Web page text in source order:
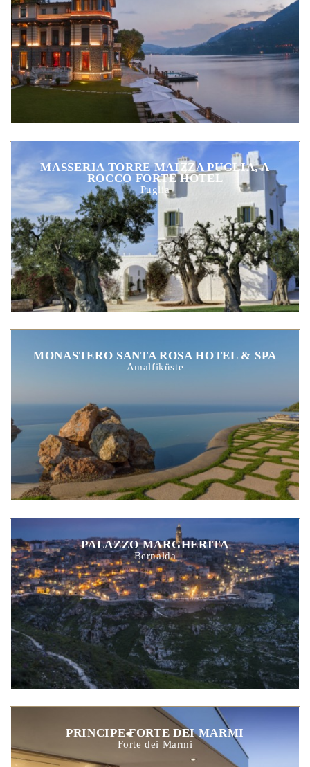
MASSERIA TORRE MAIZZA PUGLIA, A
ROCCO FORTE HOTEL
Puglia
MONASTERO SANTA ROSA HOTEL & SPA
Amalfiküste
PALAZZO MARGHERITA
Bernalda
PRINCIPE FORTE DEI MARMI
Forte dei Marmi